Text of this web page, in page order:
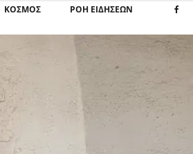
ΚΌΣΜΟΣ ΡΟΗ ΕΙΔΗΣΕΩΝ